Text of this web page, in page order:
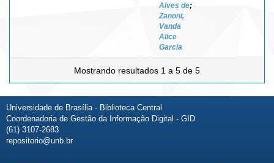
Alves de;
Zanoni,
Vanda
Alice
Garcia
Mostrando resultados 1 a 5 de 5
Universidade de Brasília - Biblioteca Central
Coordenadoria de Gestão da Informação Digital - GID
(61) 3107-2683
repositorio@unb.br